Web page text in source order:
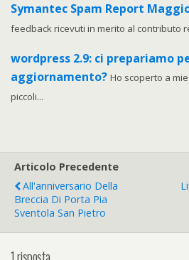
Symantec Spam Report
feedback ricevuti in merito al contributo
wordpress 2.9: ci prepariamo
aggiornamento? Ho scoperto a
piccoli...
Articolo Precedente
All'anniversario Della
Breccia Di Porta Pia
Sventola San Pietro
1 risposta